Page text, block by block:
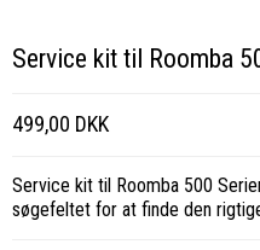
Service kit til Roomba
499,00 DKK
Service kit til Roomba 500
søgefeltet for at finde den